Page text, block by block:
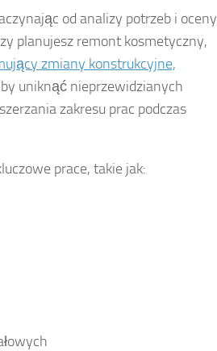
od analizy potrzeb i oceny
planujesz remont kosmetyczny,
zmiany konstrukcyjne,
uniknąć nieprzewidzianych
zakresu prac podczas
prace, takie jak: